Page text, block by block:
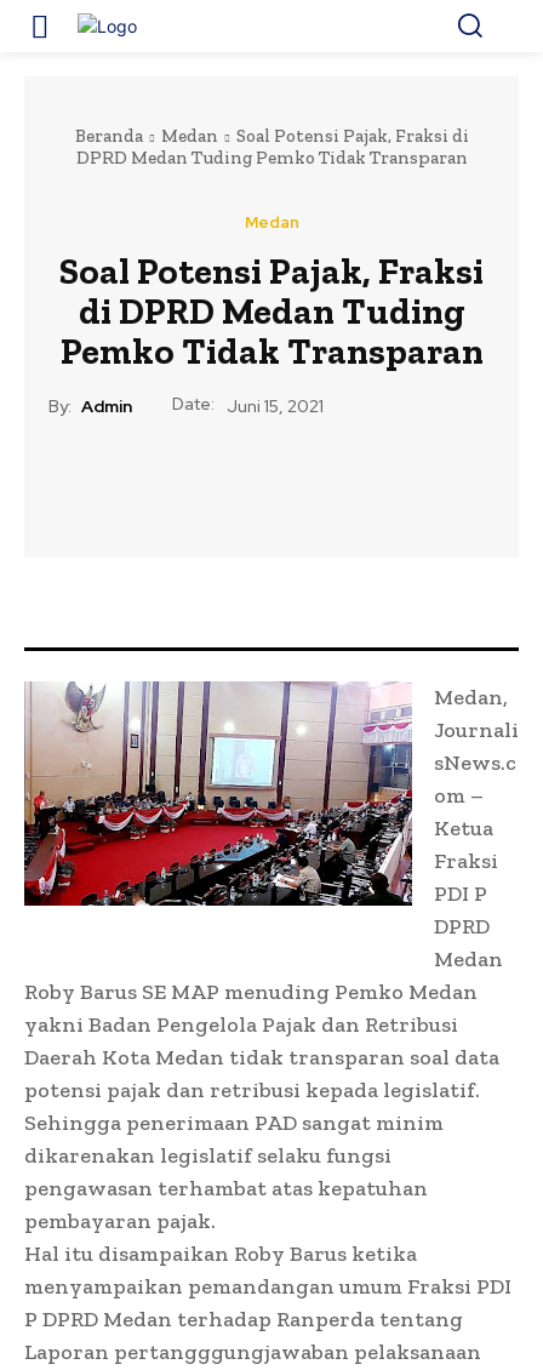
Beranda Medan
Soal Potensi Pajak, Fraksi di
DPRD Medan Tuding Pemko Tidak Transparan
Medan
Soal Potensi Pajak, Fraksi
di DPRD Medan Tuding
Pemko Tidak Transparan
By: Admin Date: Juni 15, 2021
Medan,
Journali
sNews.c
om –
Ketua
Fraksi
PDI P
DPRD
Medan
Roby Barus SE MAP menuding Pemko Medan
yakni Badan Pengelola Pajak dan Retribusi
Daerah Kota Medan tidak transparan soal data
potensi pajak dan retribusi kepada legislatif.
Sehingga penerimaan PAD sangat minim
dikarenakan legislatif selaku fungsi
pengawasan terhambat atas kepatuhan
pembayaran pajak.
Hal itu disampaikan Roby Barus ketika
menyampaikan pemandangan umum Fraksi PDI
P DPRD Medan terhadap Ranperda tentang
Laporan pertangggungjawaban pelaksanaan